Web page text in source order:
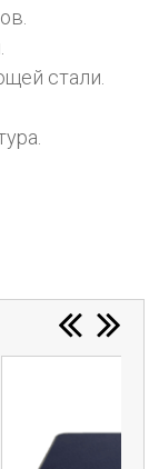
стали.